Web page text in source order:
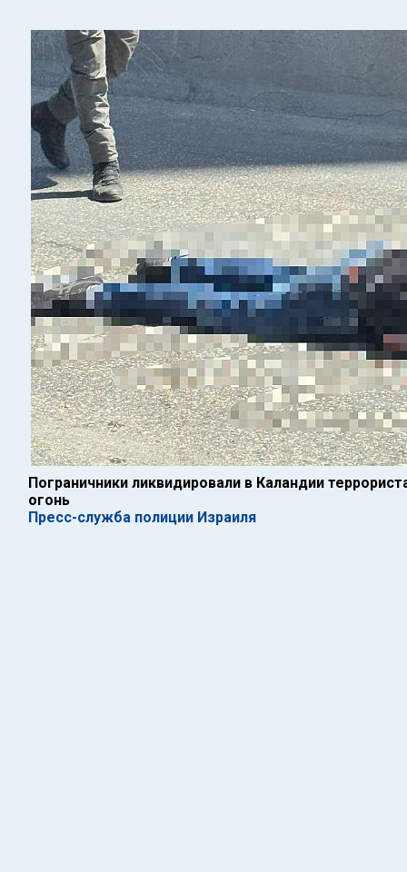
Пограничники ликвидировали в Каландии
огонь
Пресс-служба полиции Израиля